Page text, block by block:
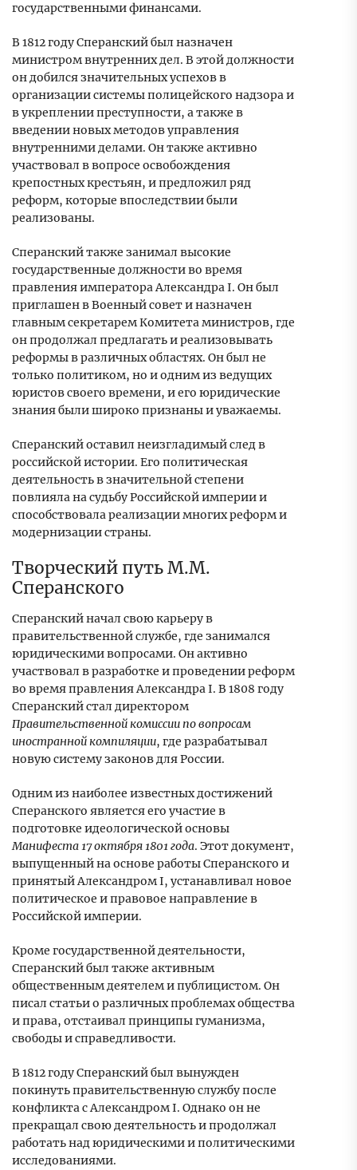
государственными финансами.
В 1812 году Сперанский был назначен
министром внутренних дел. В этой должности
он добился значительных успехов в
организации системы полицейского надзора и
в укреплении преступности, а также в
введении новых методов управления
внутренними делами. Он также активно
участвовал в вопросе освобождения
крепостных крестьян, и предложил ряд
реформ, которые впоследствии были
реализованы.
Сперанский также занимал высокие
государственные должности во время
правления императора Александра I. Он был
приглашен в Военный совет и назначен
главным секретарем Комитета министров, где
он продолжал предлагать и реализовывать
реформы в различных областях. Он был не
только политиком, но и одним из ведущих
юристов своего времени, и его юридические
знания были широко признаны и уважаемы.
Сперанский оставил неизгладимый след в
российской истории. Его политическая
деятельность в значительной степени
повлияла на судьбу Российской империи и
способствовала реализации многих реформ и
модернизации страны.
Творческий путь М.М.
Сперанского
Сперанский начал свою карьеру в
правительственной службе, где занимался
юридическими вопросами. Он активно
участвовал в разработке и проведении реформ
во время правления Александра I. В 1808 году
Сперанский стал директором
Правительственной комиссии по вопросам
иностранной компиляции, где разрабатывал
новую систему законов для России.
Одним из наиболее известных достижений
Сперанского является его участие в
подготовке идеологической основы
Манифеста 17 октября 1801 года. Этот документ,
выпущенный на основе работы Сперанского и
принятый Александром I, устанавливал новое
политическое и правовое направление в
Российской империи.
Кроме государственной деятельности,
Сперанский был также активным
общественным деятелем и публицистом. Он
писал статьи о различных проблемах общества
и права, отстаивал принципы гуманизма,
свободы и справедливости.
В 1812 году Сперанский был вынужден
покинуть правительственную службу после
конфликта с Александром I. Однако он не
прекращал свою деятельность и продолжал
работать над юридическими и политическими
исследованиями.